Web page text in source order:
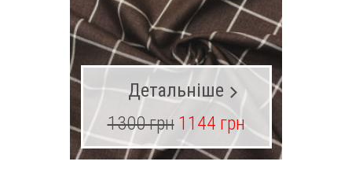
Детальніше
1300 грн 1144 грн